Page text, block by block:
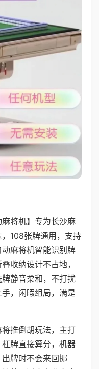
麻将机】专为长沙麻
108张牌通用，支持
麻将机智能识别牌
收纳设计不占地，
静音柔和，不打扰
，闲暇组局，满是
推倒胡玩法，主打
牌直接算分，机器
牌时不会来回挪